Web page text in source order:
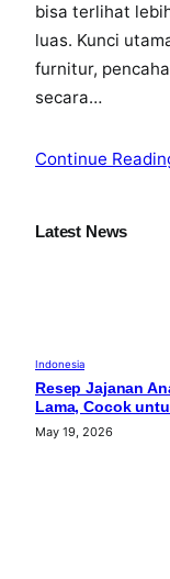
bisa terlihat
luas. Kunci
furnitur,
secara…
Continue
Latest News
Indonesia
Resep Jajanan
Lama, Cocok
May 19, 2026